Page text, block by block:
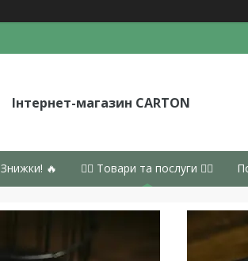
Інтернет-магазин CARTON
Знижки! 🔥 👉🏻 Товари та послуги 👈🏻